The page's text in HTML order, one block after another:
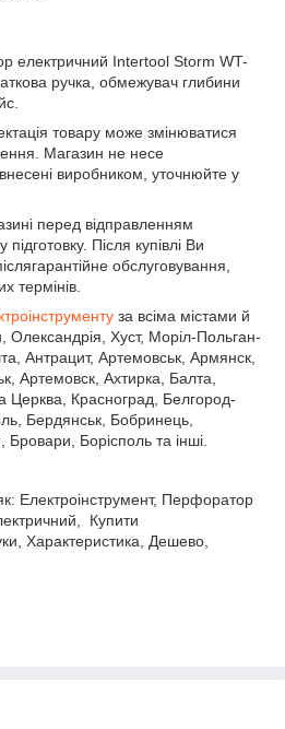
електричний Intertool Storm WT-
ручка, обмежувач глибини
товару може змінюватися
Магазин не несе
внесені виробником, уточнюйте у
перед відправленням
Після купівлі Ви
обслуговування,
термінів.
за всіма містами й
Олександрія, Хуст, Моріл-Польган-
Антрацит, Артемовськ, Армянск,
Артемовск, Ахтирка, Балта,
Церква, Красноград, Белгород-
Бердянськ, Бобринець,
Борісполь та інші.
Електроінструмент, Перфоратор
Купити
Характеристика, Дешево,